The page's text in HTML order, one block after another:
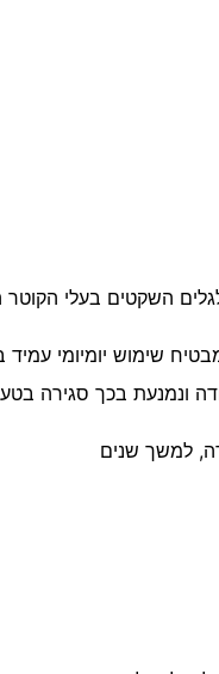
השקטים בעלי
שימוש יומיומי עמיד
ונמנעת בכך סגירה
למשך שנים